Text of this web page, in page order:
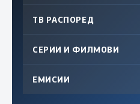
ТВ РАСПОРЕД
СЕРИИ И ФИЛМОВИ
ЕМИСИИ